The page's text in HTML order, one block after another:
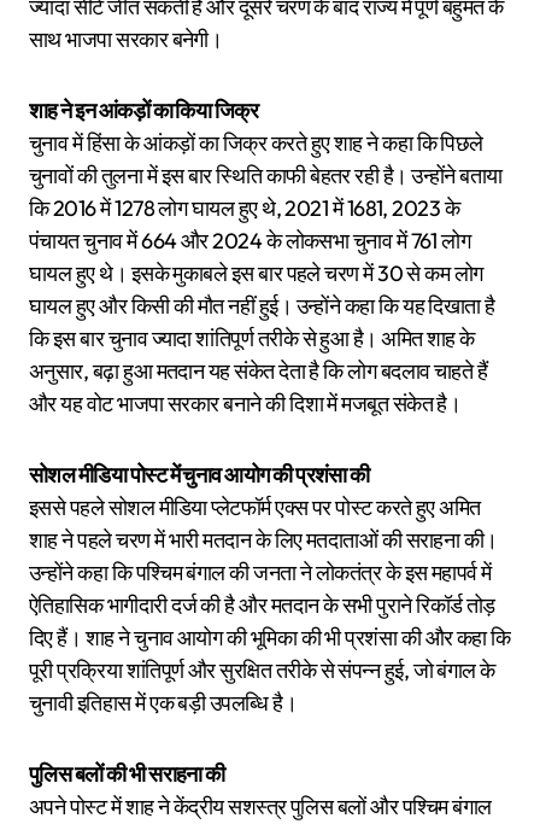
ज्यादा सीटें जीत सकती है और दूसरे चरण के बाद राज्य में पूर्ण बहुमत के
साथ भाजपा सरकार बनेगी।
शाह ने इन आंकड़ों का किया जिक्र
चुनाव में हिंसा के आंकड़ों का जिक्र करते हुए शाह ने कहा कि पिछले
चुनावों की तुलना में इस बार स्थिति काफी बेहतर रही है। उन्होंने बताया
कि 2016 में 1278 लोग घायल हुए थे, 2021 में 1681, 2023 के
पंचायत चुनाव में 664 और 2024 के लोकसभा चुनाव में 761 लोग
घायल हुए थे। इसके मुकाबले इस बार पहले चरण में 30 से कम लोग
घायल हुए और किसी की मौत नहीं हुई। उन्होंने कहा कि यह दिखाता है
कि इस बार चुनाव ज्यादा शांतिपूर्ण तरीके से हुआ है। अमित शाह के
अनुसार, बढ़ा हुआ मतदान यह संकेत देता है कि लोग बदलाव चाहते हैं
और यह वोट भाजपा सरकार बनाने की दिशा में मजबूत संकेत है।
सोशल मीडिया पोस्ट में चुनाव आयोग की प्रशंसा की
इससे पहले सोशल मीडिया प्लेटफॉर्म एक्स पर पोस्ट करते हुए अमित
शाह ने पहले चरण में भारी मतदान के लिए मतदाताओं की सराहना की।
उन्होंने कहा कि पश्चिम बंगाल की जनता ने लोकतंत्र के इस महापर्व में
ऐतिहासिक भागीदारी दर्ज की है और मतदान के सभी पुराने रिकॉर्ड तोड़
दिए हैं। शाह ने चुनाव आयोग की भूमिका की भी प्रशंसा की और कहा कि
पूरी प्रक्रिया शांतिपूर्ण और सुरक्षित तरीके से संपन्न हुई, जो बंगाल के
चुनावी इतिहास में एक बड़ी उपलब्धि है।
पुलिस बलों की भी सराहना की
अपने पोस्ट में शाह ने केंद्रीय सशस्त्र पुलिस बलों और पश्चिम बंगाल